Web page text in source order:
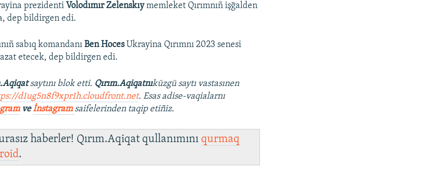
prezidenti Volodımır Zelenskıymemleket Qırımnıñ işğalden
dep bildirgen edi.
sabıq komandanıBen Hoces Ukrayina Qırımnı 2023 senesi
etecek, dep bildirgen edi.
saytını blok etti. Qırım.Aqiqatnıküzgü saytı vastasınen
d1ug5n8f9xpr1h.cloudfront.net. Esas adise-vaqialarnı
veİnstagram saifelerinden taqip etiñiz.
haberler! Qırım.Aqiqat qullanımını qurmaq
.